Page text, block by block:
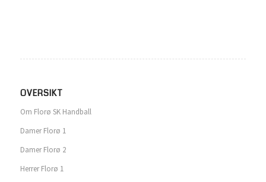
OVERSIKT
Om Florø SK Handball
Damer Florø 1
Damer Florø 2
Herrer Florø 1